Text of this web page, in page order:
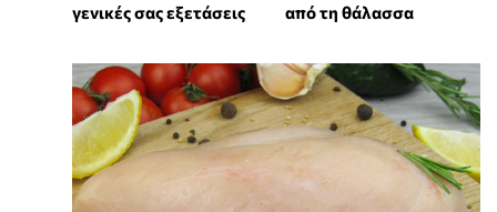
γενικές σας εξετάσεις
από τη θάλασσα